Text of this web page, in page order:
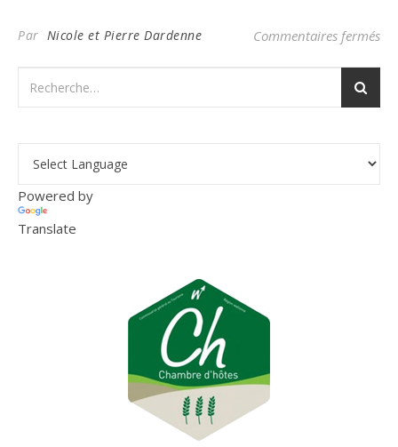
Par Nicole et Pierre Dardenne Commentaires fermés
Powered by
Translate